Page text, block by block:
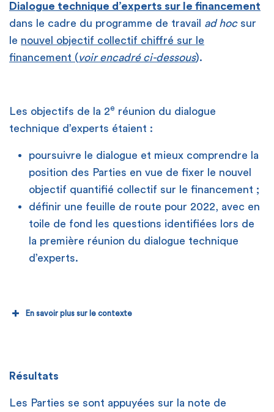
Dialogue technique d’experts sur le financement
dans le cadre du programme de travail ad hocsur
le nouvel objectif collectif chiffré sur le
financement (voir encadré ci-dessous).
Les objectifs de la 2e réunion du dialogue
technique d’experts étaient :
poursuivre le dialogue et mieux comprendre la
position des Parties en vue de fixer le nouvel
objectif quantifié collectif sur le financement ;
définir une feuille de route pour 2022, avec en
toile de fond les questions identifiées lors de
la première réunion du dialogue technique
d’experts.
En savoir plus sur le contexte
Résultats
Les Parties se sont appuyées sur la note de